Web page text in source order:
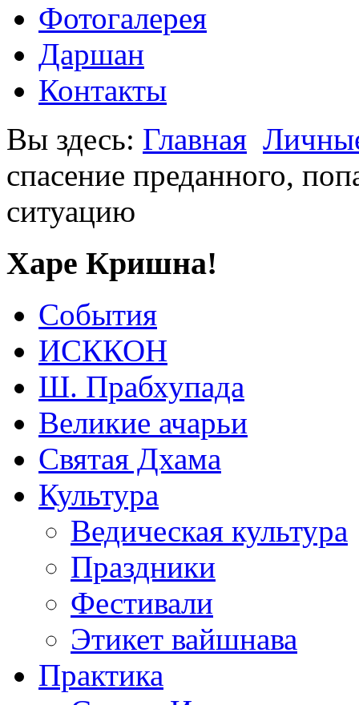
Фотогалерея
Даршан
Контакты
Вы здесь: Главная
спасение преданного,
ситуацию
Харе Кришна!
События
ИСККОН
Ш. Прабхупада
Великие ачарьи
Святая Дхама
Культура
Ведическая культура
Праздники
Фестивали
Этикет вайшнава
Практика